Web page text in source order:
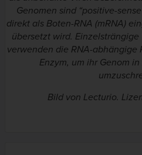
Genomen sind “positive-
direkt als Boten-RNA (mRNA)
übersetzt wird.
verwenden die RNA-abhängige
Enzym, um ihr Genom
Bild von Lecturio.